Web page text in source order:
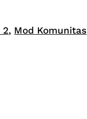
2, Mod Komunitas